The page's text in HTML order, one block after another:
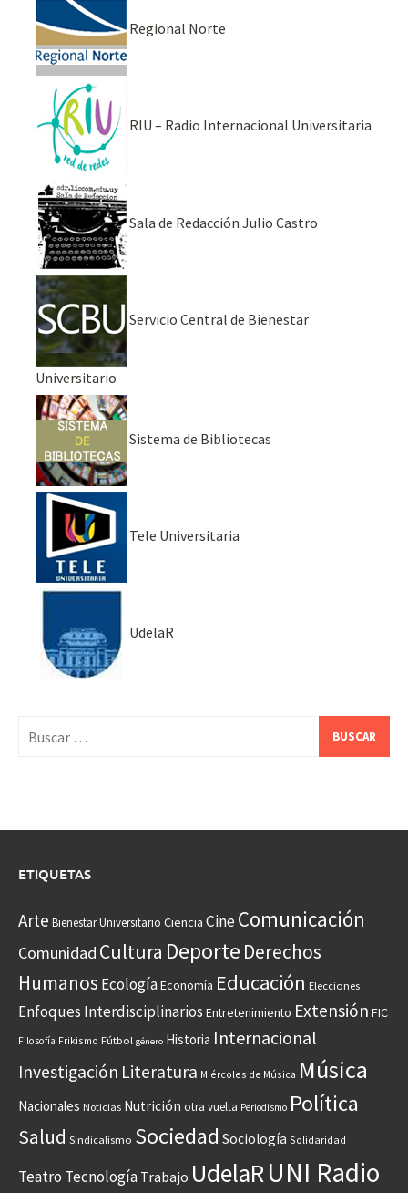
Regional Norte
RIU – Radio Internacional Universitaria
Sala de Redacción Julio Castro
Servicio Central de Bienestar
Universitario
Sistema de Bibliotecas
Tele Universitaria
UdelaR
ETIQUETAS
Arte Bienestar Universitario Ciencia CineComunicación
Comunidad Cultura Deporte Derechos
Humanos EcologíaEconomía Educación Elecciones
Enfoques Interdisciplinarios Entretenimiento Extensión FIC
Filosofía Frikismo Fútbol género Historia Internacional
Investigación Literatura Miércoles de Música Música
Nacionales Noticias Nutrición otra vuelta Periodismo Política
Salud Sindicalismo Sociedad Sociología Solidaridad
Teatro Tecnología Trabajo UdelaRUNI Radio